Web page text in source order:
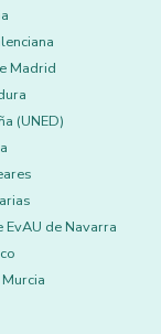
Madrid
(UNED)
EvAU de Navarra